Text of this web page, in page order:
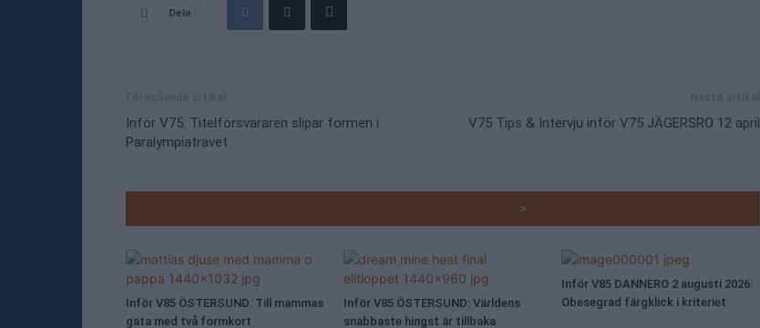
Dela
Inför V75: Titelförsvararen slipar formen i
Paralympiatravet
V75 Tips & Intervju inför V75 JÄGERSRO 12 april
>
Inför V85 ÖSTERSUND: Till mammas
gata med två formkort
Inför V85 ÖSTERSUND: Världens
snabbaste hingst är tillbaka
Inför V85 DANNERO 2 augusti 2026:
Obesegrad färgklick i kriteriet